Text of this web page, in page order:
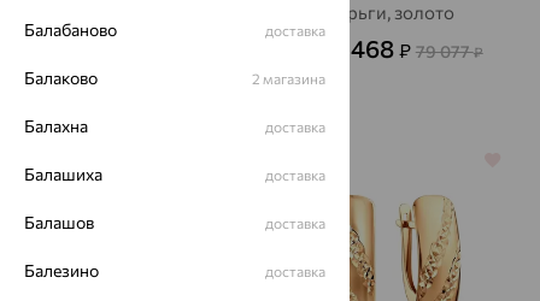
SOKOLOV
от
Серьги, золото
28 468 ₽ 79 077₽
Балабаново доставка
Балаково 2 магазина
Балахна доставка
Балашиха доставка
Балашов доставка
Балезино доставка